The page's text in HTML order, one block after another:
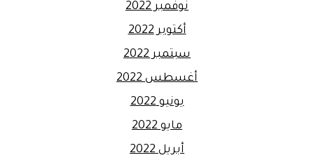
نوفمبر 2022
أكتوبر 2022
سبتمبر 2022
أغسطس 2022
يونيو 2022
مايو 2022
أبريل 2022